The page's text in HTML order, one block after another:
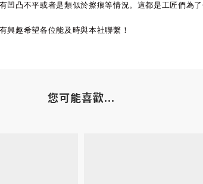
凸不平或者是類似於擦痕等情況。這都是工匠們為
興趣希望各位能及時與本社聯繫！
您可能喜歡...